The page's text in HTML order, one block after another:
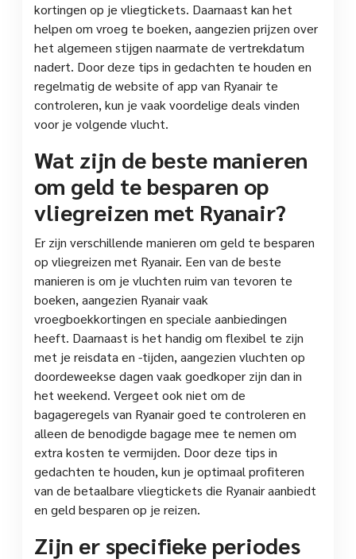
kortingen op je vliegtickets. Daarnaast kan het
helpen om vroeg te boeken, aangezien prijzen over
het algemeen stijgen naarmate de vertrekdatum
nadert. Door deze tips in gedachten te houden en
regelmatig de website of app van Ryanair te
controleren, kun je vaak voordelige deals vinden
voor je volgende vlucht.
Wat zijn de beste manieren
om geld te besparen op
vliegreizen met Ryanair?
Er zijn verschillende manieren om geld te besparen
op vliegreizen met Ryanair. Een van de beste
manieren is om je vluchten ruim van tevoren te
boeken, aangezien Ryanair vaak
vroegboekkortingen en speciale aanbiedingen
heeft. Daarnaast is het handig om flexibel te zijn
met je reisdata en -tijden, aangezien vluchten op
doordeweekse dagen vaak goedkoper zijn dan in
het weekend. Vergeet ook niet om de
bagageregels van Ryanair goed te controleren en
alleen de benodigde bagage mee te nemen om
extra kosten te vermijden. Door deze tips in
gedachten te houden, kun je optimaal profiteren
van de betaalbare vliegtickets die Ryanair aanbiedt
en geld besparen op je reizen.
Zijn er specifieke periodes